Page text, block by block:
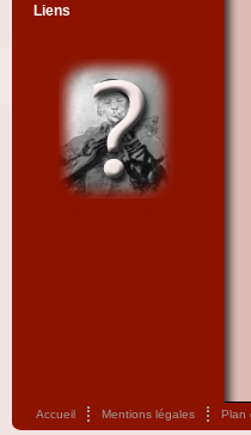
Liens
Accueil Mentions légales Plan